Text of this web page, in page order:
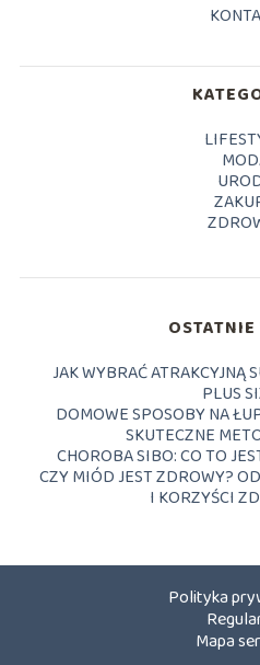
JAK WYBRAĆ ATRAKCYJNĄ
PLUS
DOMOWE SPOSOBY NA
SKUTECZNE
CHOROBA SIBO: CO TO
CZY MIÓD JEST ZDROWY?
I KORZYŚCI
Polityka
Mapa